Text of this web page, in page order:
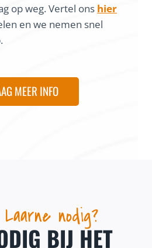
op weg. Vertel ons hier
en we nemen snel
MEER INFO
Laarne nodig?
BIJ HET